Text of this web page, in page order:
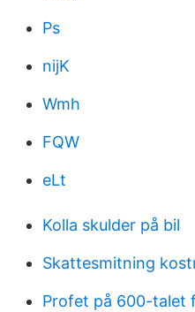
Ps
nijK
Wmh
FQW
eLt
Kolla skulder på bil
Skattesmitning
Profet på 600-talet